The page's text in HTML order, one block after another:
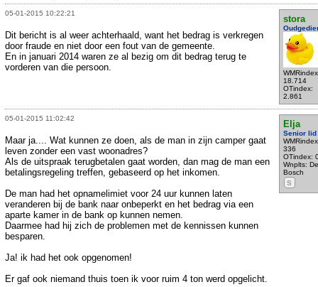
05-01-2015 10:22:21
stora
18.714
OTindex:
2.861
Dit bericht is al weer achterhaald, want het bedrag is verkregen
door fraude en niet door een fout van de gemeente.
En in januari 2014 waren ze al bezig om dit bedrag terug te
vorderen van die persoon.
05-01-2015 11:02:42
Elja
Senior lid
336
OTindex:
Wnplts:
Bosch
S
Maar ja.... Wat kunnen ze doen, als de man in zijn camper gaat
leven zonder een vast woonadres?
Als de uitspraak terugbetalen gaat worden, dan mag de man een
betalingsregeling treffen, gebaseerd op het inkomen.
De man had het opnamelimiet voor 24 uur kunnen laten
veranderen bij de bank naar onbeperkt en het bedrag via een
aparte kamer in de bank op kunnen nemen.
Daarmee had hij zich de problemen met de kennissen kunnen
besparen.
Ja! ik had het ook opgenomen!
Er gaf ook niemand thuis toen ik voor ruim 4 ton werd opgelicht.